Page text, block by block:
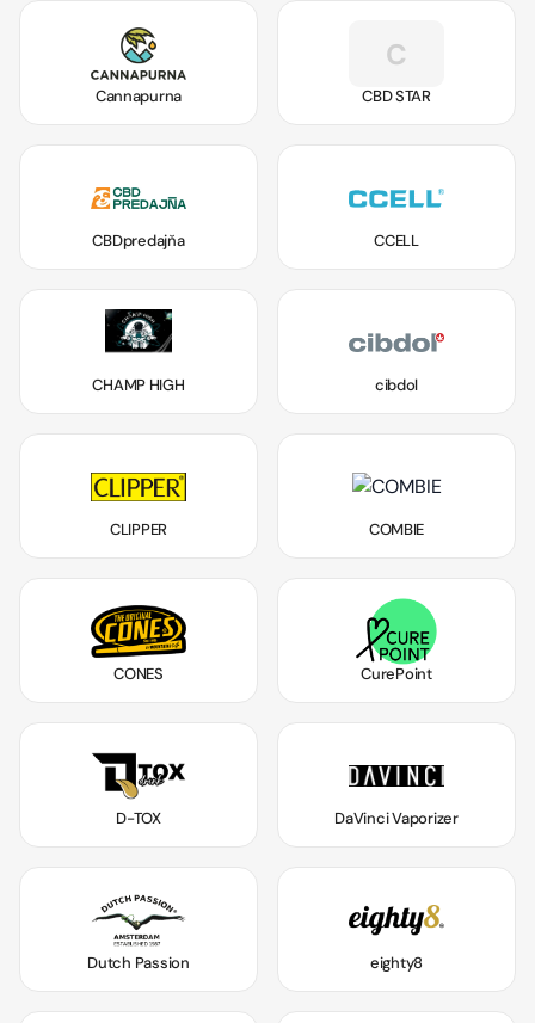
Cannapurna
C
CBD STAR
CBDpredajňa CCELL
CHAMP HIGH cibdol
CLIPPER COMBIE
CONES CurePoint
D-TOX DaVinci Vaporizer
Dutch Passion eighty8